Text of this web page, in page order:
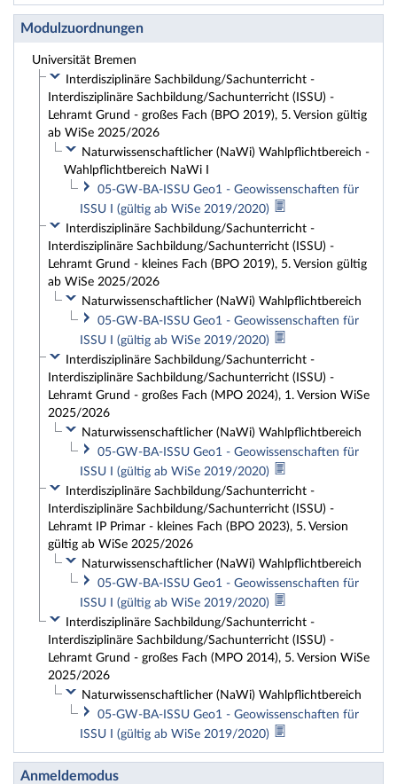
Modulzuordnungen
Universität Bremen
Interdisziplinäre Sachbildung/Sachunterricht -
Interdisziplinäre Sachbildung/Sachunterricht (ISSU) -
Lehramt Grund - großes Fach (BPO 2019), 5. Version gültig
ab WiSe 2025/2026
Naturwissenschaftlicher (NaWi) Wahlpflichtbereich -
Wahlpflichtbereich NaWi I
05-GW-BA-ISSU Geo1 - Geowissenschaften für
ISSU I (gültig ab WiSe 2019/2020)
Interdisziplinäre Sachbildung/Sachunterricht -
Interdisziplinäre Sachbildung/Sachunterricht (ISSU) -
Lehramt Grund - kleines Fach (BPO 2019), 5. Version gültig
ab WiSe 2025/2026
Naturwissenschaftlicher (NaWi) Wahlpflichtbereich
05-GW-BA-ISSU Geo1 - Geowissenschaften für
ISSU I (gültig ab WiSe 2019/2020)
Interdisziplinäre Sachbildung/Sachunterricht -
Interdisziplinäre Sachbildung/Sachunterricht (ISSU) -
Lehramt Grund - großes Fach (MPO 2024), 1. Version WiSe
2025/2026
Naturwissenschaftlicher (NaWi) Wahlpflichtbereich
05-GW-BA-ISSU Geo1 - Geowissenschaften für
ISSU I (gültig ab WiSe 2019/2020)
Interdisziplinäre Sachbildung/Sachunterricht -
Interdisziplinäre Sachbildung/Sachunterricht (ISSU) -
Lehramt IP Primar - kleines Fach (BPO 2023), 5. Version
gültig ab WiSe 2025/2026
Naturwissenschaftlicher (NaWi) Wahlpflichtbereich
05-GW-BA-ISSU Geo1 - Geowissenschaften für
ISSU I (gültig ab WiSe 2019/2020)
Interdisziplinäre Sachbildung/Sachunterricht -
Interdisziplinäre Sachbildung/Sachunterricht (ISSU) -
Lehramt Grund - großes Fach (MPO 2014), 5. Version WiSe
2025/2026
Naturwissenschaftlicher (NaWi) Wahlpflichtbereich
05-GW-BA-ISSU Geo1 - Geowissenschaften für
ISSU I (gültig ab WiSe 2019/2020)
Anmeldemodus